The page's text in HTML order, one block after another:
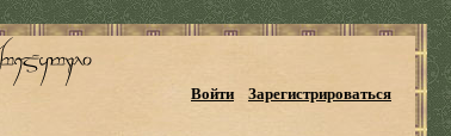
Войти Зарегистрироваться